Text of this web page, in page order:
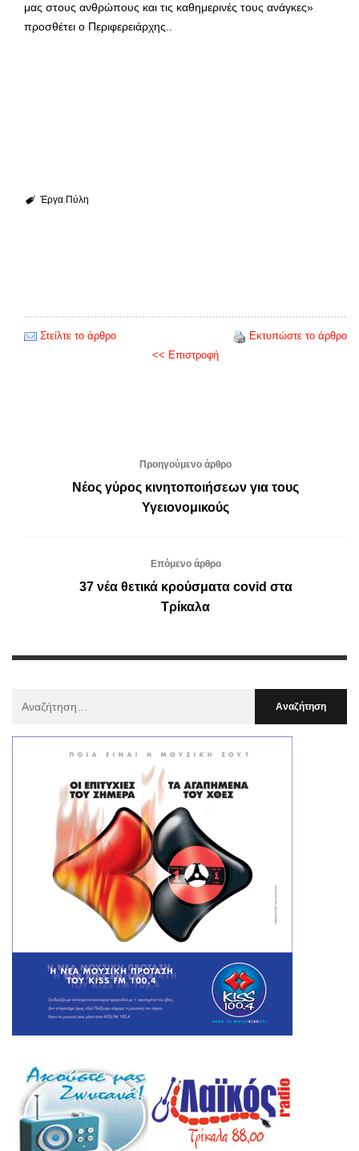
μας στους ανθρώπους και τις καθημερινές τους ανάγκες»
προσθέτει ο Περιφερειάρχης..
Έργα Πύλη
Στείλτε το άρθρο
Εκτυπώστε το άρθρο
<< Επιστροφή
Προηγούμενο άρθρο
Νέος γύρος κινητοποιήσεων για τους
Υγειονομικούς
Επόμενο άρθρο
37 νέα θετικά κρούσματα covid στα
Τρίκαλα
: